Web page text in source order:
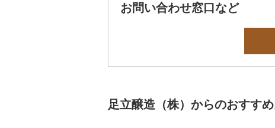
お問い合わせ窓口など
足立醸造（株）からのおすす